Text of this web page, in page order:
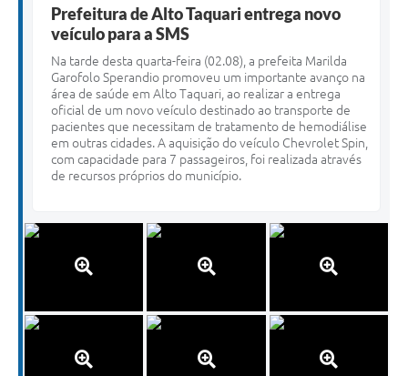
Prefeitura de Alto Taquari entrega novo
veículo para a SMS
Na tarde desta quarta-feira (02.08), a prefeita Marilda
Garofolo Sperandio promoveu um importante avanço na
área de saúde em Alto Taquari, ao realizar a entrega
oficial de um novo veículo destinado ao transporte de
pacientes que necessitam de tratamento de hemodiálise
em outras cidades. A aquisição do veículo Chevrolet Spin,
com capacidade para 7 passageiros, foi realizada através
de recursos próprios do município.